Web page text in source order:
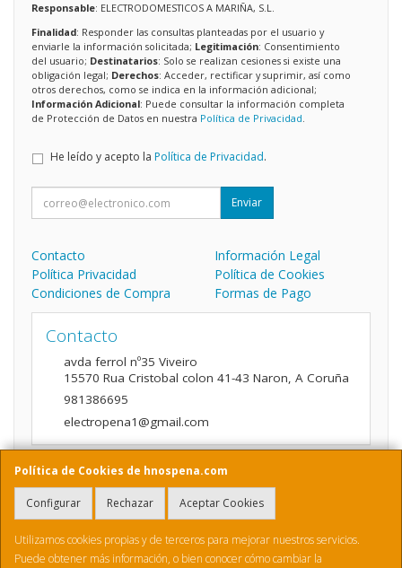
Política de Cookies de hnospena.com
Configurar Rechazar Aceptar Cookies
Utilizamos cookies propias y de terceros para mejorar nuestros servicios.
Puede obtener más información, o bien conocer cómo cambiar la
Responsable: ELECTRODOMESTICOS A MARIÑA, S.L.
Finalidad: Responder las consultas planteadas por el usuario y
enviarle la información solicitada; Legitimación: Consentimiento
del usuario; Destinatarios: Solo se realizan cesiones si existe una
obligación legal; Derechos: Acceder, rectificar y suprimir, así como
otros derechos, como se indica en la información adicional;
Información Adicional: Puede consultar la información completa
de Protección de Datos en nuestra Política de Privacidad
He leído y acepto la Política de Privacidad.
Enviar
Contacto
Información Legal
Política Privacidad
Política de Cookies
Condiciones de Compra
Formas de Pago
Contacto
avda ferrol nº35 Viveiro
15570 Rua Cristobal colon 41-43 Naron, A Coruña
981386695
electropena1@gmail.com
Horario
9:00 a 14:00 y de 16:00 A 20:00